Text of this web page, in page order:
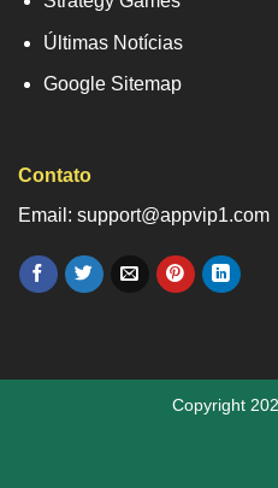
Últimas Notícias
Google Sitemap
Contato
Email: support@appvip1.com
Copyright